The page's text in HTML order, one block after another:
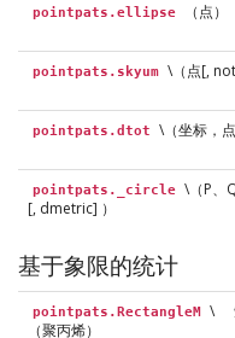
pointpats.ellipse （点）
pointpats.skyum \（点[,
pointpats.dtot \（坐标，点
pointpats._circle \（P、
[, dmetric] ）
基于象限的统计
pointpats.RectangleM \
（聚丙烯）